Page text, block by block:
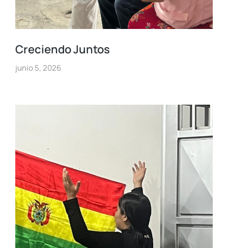
Creciendo Juntos
junio 5, 2026